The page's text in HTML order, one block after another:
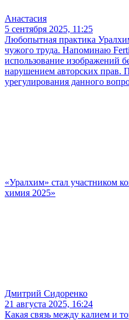
Анастасия
5 сентября 2025, 11:25
Любопытная практика
чужого труда. Напоминаю
использование изображений
нарушением авторских прав.
урегулирования данного
«Уралхим» стал участником
химия 2025»
Дмитрий Сидоренко
21 августа 2025, 16:24
Какая связь между калием и